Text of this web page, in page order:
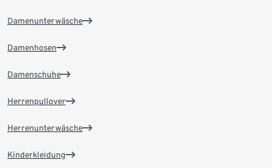
Damenunterwäsche
Damenhosen
Damenschuhe
Herrenpullover
Herrenunterwäsche
Kinderkleidung